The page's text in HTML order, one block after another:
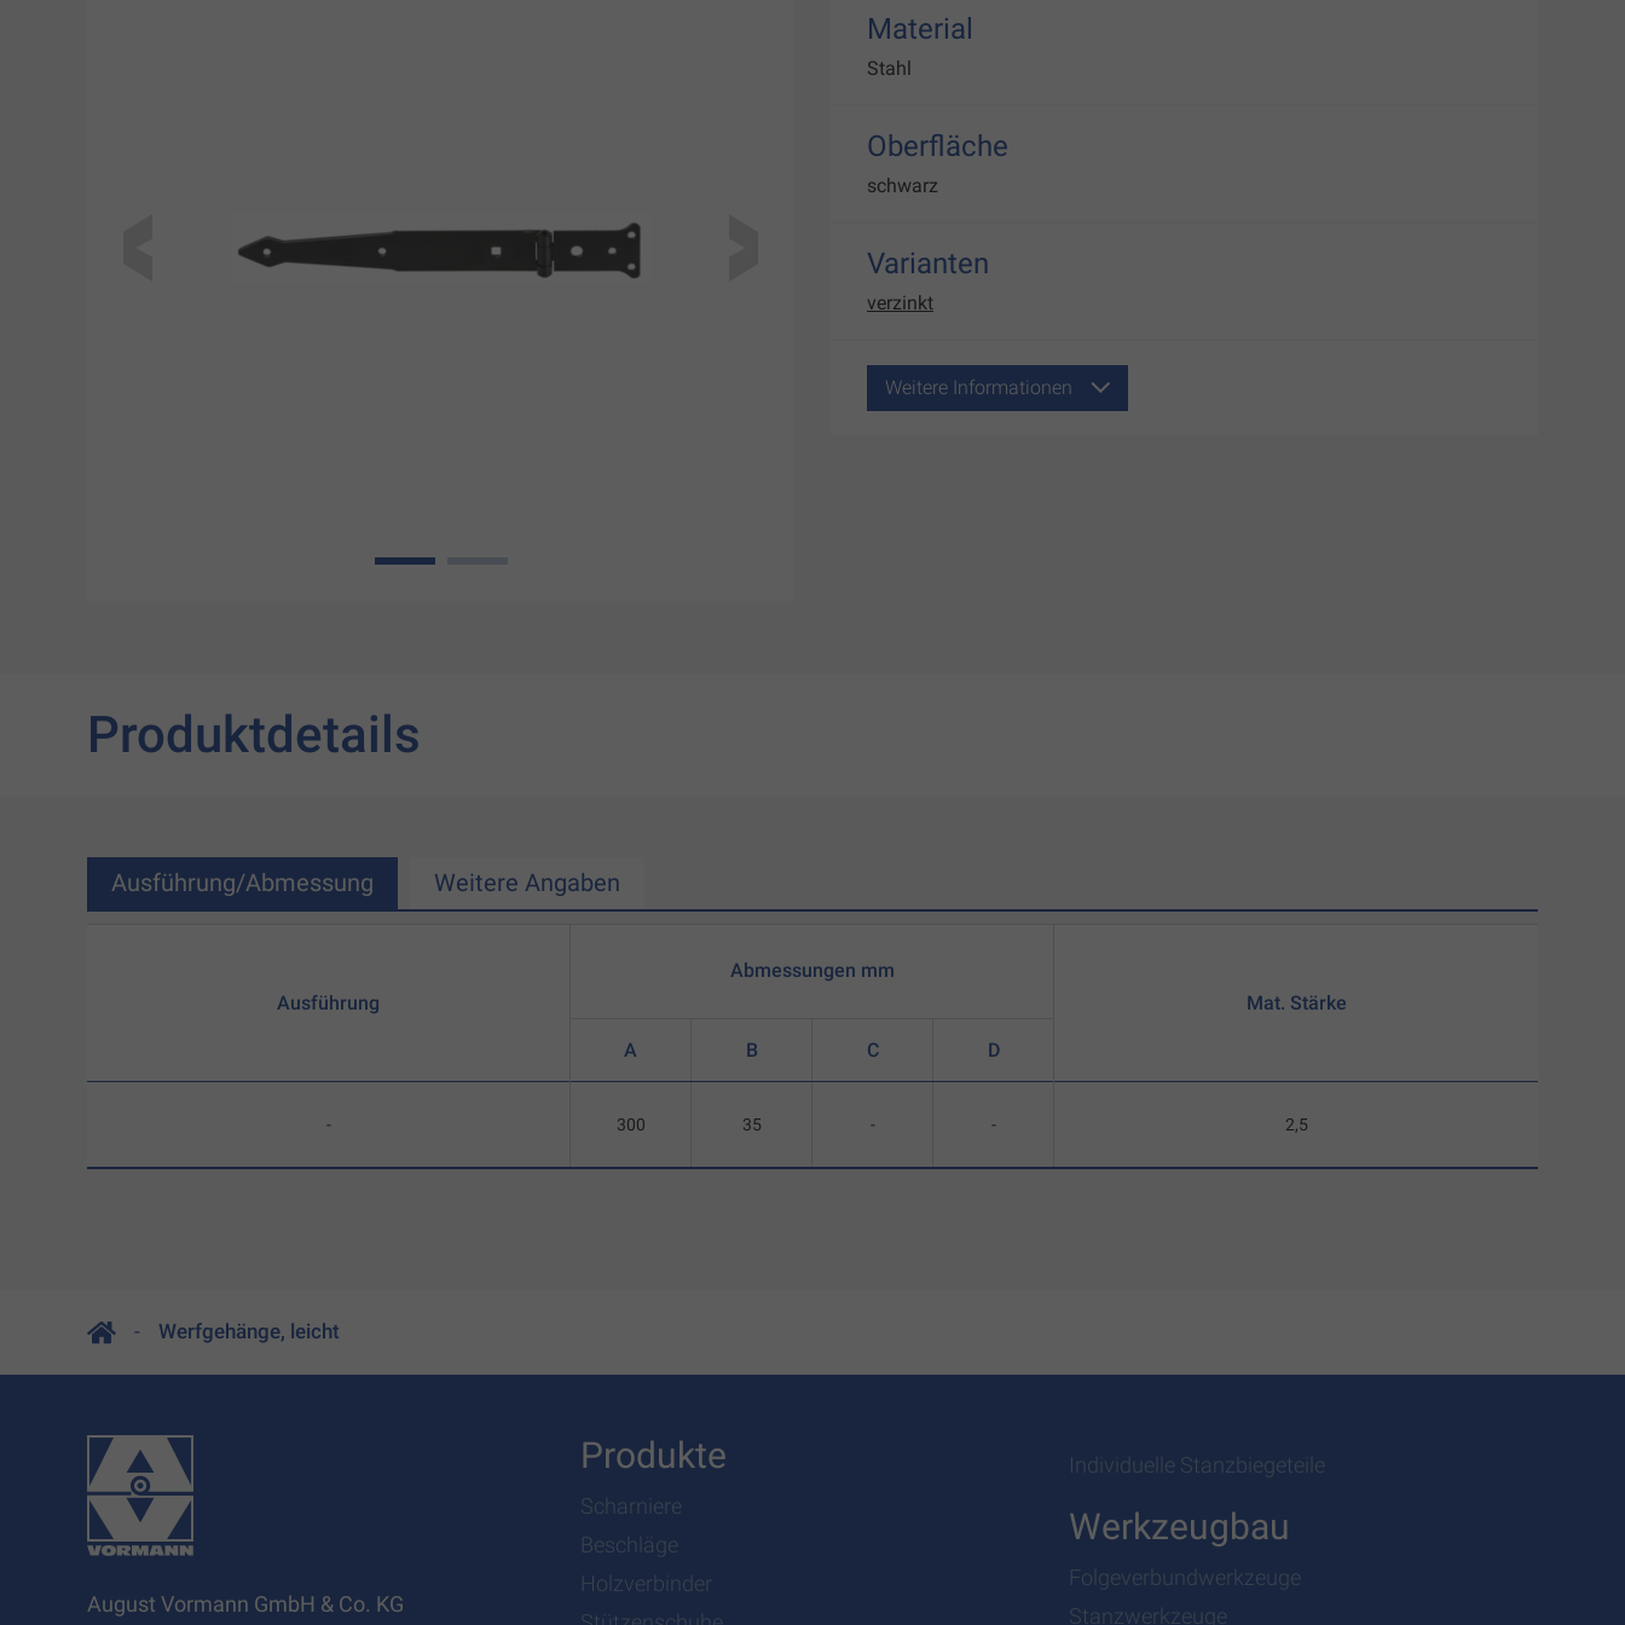
1
Material
Stahl
Oberfläche
schwarz
Varianten
verzinkt
Weitere Informationen
Produktdetails
Ausführung/Abmessung Weitere Angaben
Ausführung
-
Abmessungen mm
A B C D
300 35 - -
Mat. Stärke
2,5
Werfgehänge, leicht
August Vormann GmbH & Co. KG
Produkte
Scharniere
Beschläge
Holzverbinder
Individuelle Stanzbiegeteile
Werkzeugbau
Folgeverbundwerkzeuge
Stanzwerkzeuge